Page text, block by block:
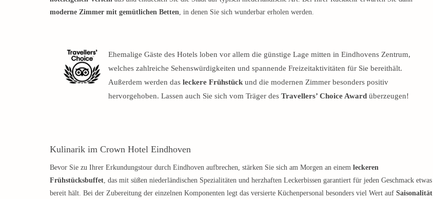
moderne Zimmer mit gemütlichen Betten , in denen Sie sich wunderbar erholen werden.
Ehemalige Gäste des Hotels loben vor allem die günstige Lage mitten in Eindhovens Zentrum,
welches zahlreiche Sehenswürdigkeiten und spannende Freizeitaktivitäten für Sie bereithält.
Außerdem werden das leckere Frühstück und die modernen Zimmer besonders positiv
hervorgehoben. Lassen auch Sie sich vom Träger des Travellers’ Choice Award überzeugen!
Kulinarik im Crown Hotel Eindhoven
Bevor Sie zu Ihrer Erkundungstour durch Eindhoven aufbrechen, stärken Sie sich am Morgen an einem leckeren
Frühstücksbuffet , das mit süßen niederländischen Spezialitäten und herzhaften Leckerbissen garantiert für jeden Geschmack etwas
bereit hält. Bei der Zubereitung der einzelnen Komponenten legt das versierte Küchenpersonal besonders viel Wert auf Saisonalität